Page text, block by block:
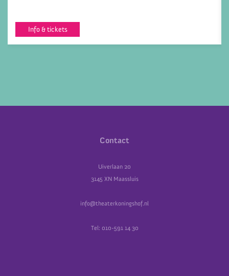
Info & tickets
Contact
Uiverlaan 20
3145 XN Maassluis
info@theaterkoningshof.nl
Tel: 010-591 14 30